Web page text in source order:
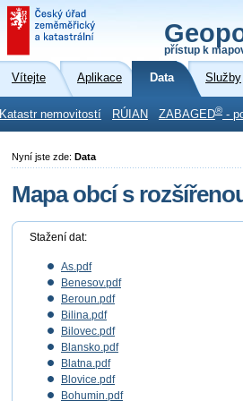
přístup k
Vítejte Aplikace Data Služby
Katastr nemovitostí RÚIAN ZABAGED® -
Nyní jste zde: Data
Mapa obcí s
Stažení dat:
As.pdf
Benesov.pdf
Beroun.pdf
Bilina.pdf
Bilovec.pdf
Blansko.pdf
Blatna.pdf
Blovice.pdf
Bohumin.pdf